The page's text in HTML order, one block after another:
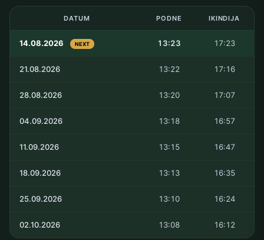
DATUM PODNE IKINDIJA
14.08.2026 NEXT 13:23 17:23
21.08.2026 13:22 17:16
28.08.2026 13:20 17:07
04.09.2026 13:18 16:57
11.09.2026 13:15 16:47
18.09.2026 13:13 16:35
25.09.2026 13:10 16:24
02.10.2026 13:08 16:12